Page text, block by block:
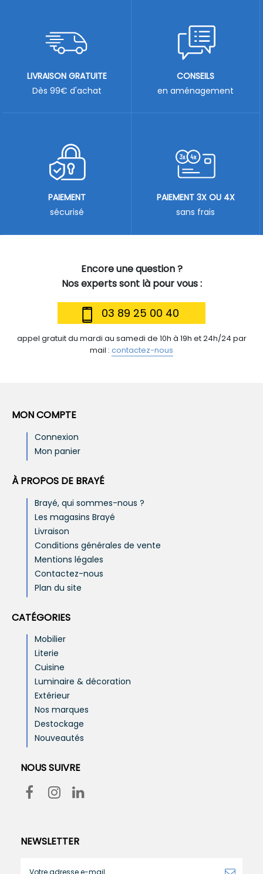
Encore une question ?
Nos experts sont là pour vous :
03 89 25 00 40
appel gratuit du mardi au samedi de 10h à 19h et 24h/24 par
mail : contactez-nous
LIVRAISON GRATUITE
Dès 99€ d'achat
CONSEILS
en aménagement
PAIEMENT
sécurisé
PAIEMENT 3X OU 4X
sans frais
MON COMPTE
Connexion
Mon panier
À PROPOS DE BRAYÉ
Brayé, qui sommes-nous ?
Les magasins Brayé
Livraison
Conditions générales de vente
Mentions légales
Contactez-nous
Plan du site
CATÉGORIES
Mobilier
Literie
Cuisine
Luminaire & décoration
Extérieur
Nos marques
Destockage
Nouveautés
NOUS SUIVRE
NEWSLETTER